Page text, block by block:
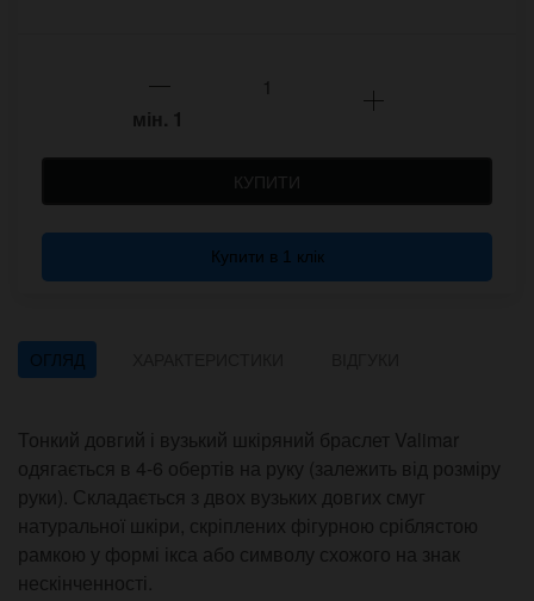
мін. 1
КУПИТИ
Купити в 1 клік
ОГЛЯД
Тонкий довгий і вузький шкіряний браслет Valimar
одягається в 4-6 обертів на руку (залежить від розміру
руки). Складається з двох вузьких довгих смуг
натуральної шкіри, скріплених фігурною сріблястою
рамкою у формі ікса або символу схожого на знак
нескінченності.